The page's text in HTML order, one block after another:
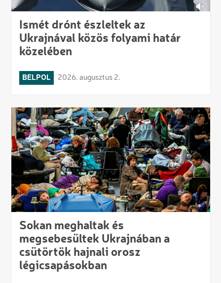
Ismét drónt észleltek az
Ukrajnával közös folyami határ
közelében
BELPOL 2026. augusztus 2.
Sokan meghaltak és
megsebesültek Ukrajnában a
csütörtök hajnali orosz
légicsapásokban